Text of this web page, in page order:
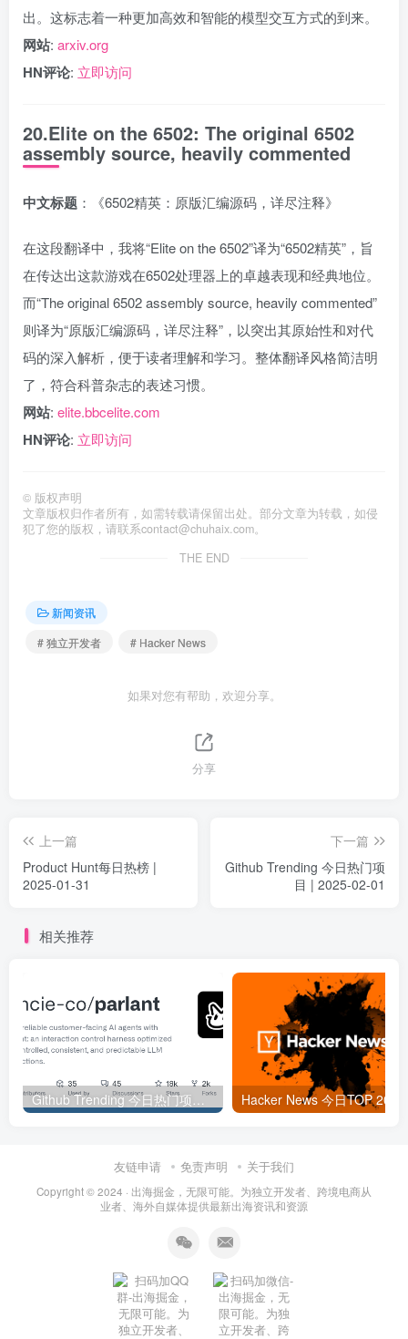
出。这标志着一种更加高效和智能的模型交互方式的到来。
网站: arxiv.org
HN评论: 立即访问
20.Elite on the 6502: The original 6502
assembly source, heavily commented
中文标题 ：《6502精英：原版汇编源码，详尽注释》
在这段翻译中，我将“Elite on the 6502”译为“6502精英”，旨
在传达出这款游戏在6502处理器上的卓越表现和经典地位。
而“The original 6502 assembly source, heavily commented”
则译为“原版汇编源码，详尽注释”，以突出其原始性和对代
码的深入解析，便于读者理解和学习。整体翻译风格简洁明
了，符合科普杂志的表述习惯。
网站: elite.bbcelite.com
HN评论: 立即访问
© 版权声明
文章版权归作者所有，如需转载请保留出处。部分文章为转载，如侵
犯了您的版权，请联系contact@chuhaix.com。
THE END
新闻资讯
# 独立开发者
# Hacker News
如果对您有帮助，欢迎分享。
分享
上一篇
Product Hunt每日热榜 |
2025-01-31
下一篇
Github Trending 今日热门项
目 | 2025-02-01
相关推荐
Github Trending 今日热门项目 | 2025-09-06
友链申请 免责声明 关于我们
Copyright © 2024 · 出海掘金，无限可能。为独立开发者、跨境电商从
业者、海外自媒体提供最新出海资讯和资源